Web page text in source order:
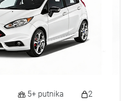
5+ putnika 2